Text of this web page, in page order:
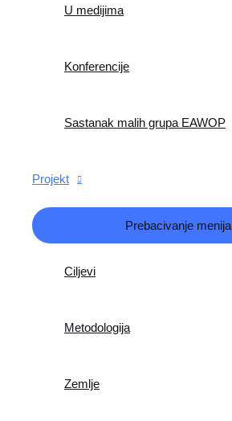
U medijima
Konferencije
Sastanak malih grupa EAWOP
Projekt
Prebacivanje menija
Ciljevi
Metodologija
Zemlje